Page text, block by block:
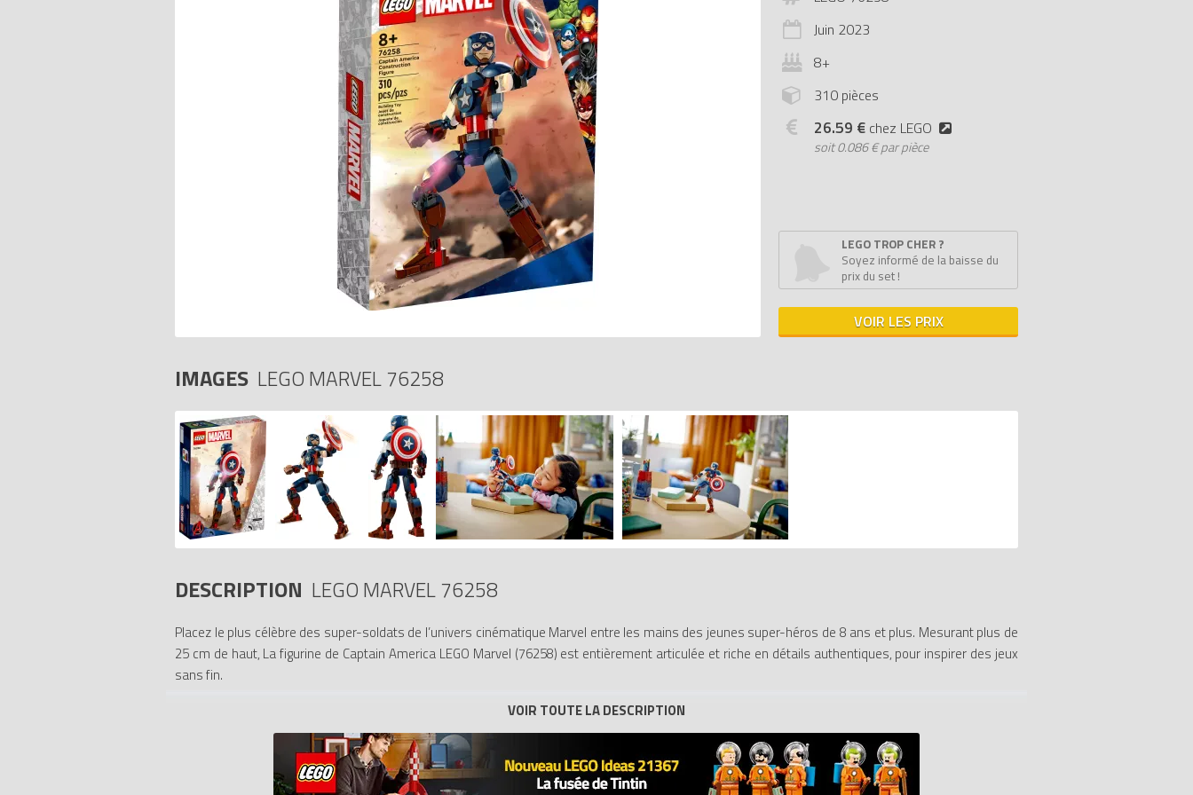
Juin 2023
8+
310 pièces
26.59 € chez LEGO
soit0.086 € par pièce
LEGO TROP CHER ?
Soyez informé de la baisse du
prix du set !
VOIR LES PRIX
IMAGES LEGO MARVEL 76258
DESCRIPTION LEGO MARVEL 76258
Placez le plus célèbre des super-soldats de l’univers cinématique Marvel entre les mains des jeunes super-héros de 8 ans et plus. Mesurant plus de
25 cm de haut, La figurine de Captain America LEGO Marvel (76258) est entièrement articulée et riche en détails authentiques, pour inspirer des jeux
sans fin.
Figurine mythique de Marvel. Amusant à construire, ce personnage Marvel Avengers à collectionner offre d’infinies possibilités de jeu et d’exposition.
de nombreux détails authentiques, tels que le célèbre bouclier du personnage à fixer dans sa main ou sur son dos selon les besoins de l’action. Pour
ajouter une dimension numérique, les constructeurs peuvent zoomer, faire pivoter leurs sets en 3D et suivre leur progression avec l’application LEGO
Builder ludique et intuitive.